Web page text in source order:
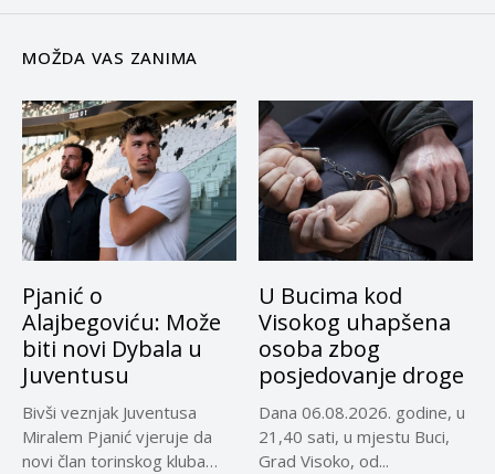
MOŽDA VAS ZANIMA
Pjanić o
Alajbegoviću: Može
biti novi Dybala u
Juventusu
Bivši veznjak Juventusa
Miralem Pjanić vjeruje da
novi član torinskog kluba
U Bucima kod
Visokog uhapšena
osoba zbog
posjedovanje droge
Dana 06.08.2026. godine, u
21,40 sati, u mjestu Buci,
Grad Visoko, od...